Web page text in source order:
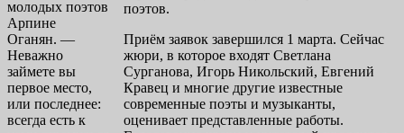
молодых поэтов
Арпине
Оганян. —
Неважно
займете вы
первое место,
или последнее:
всегда есть к
поэтов.
Приём заявок завершился 1 марта. Сейчас
жюри, в которое входят Светлана
Сурганова, Игорь Никольский, Евгений
Кравец и многие другие известные
современные поэты и музыканты,
оценивает представленные работы.